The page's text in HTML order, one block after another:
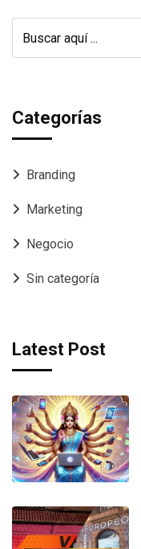
Categorías
Branding
Marketing
Negocio
Sin categoría
Latest Post